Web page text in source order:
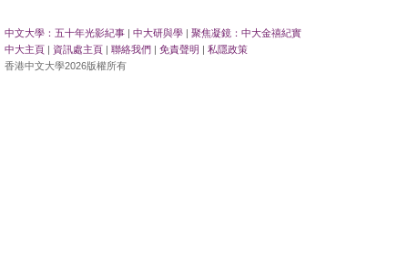
中文大學：五十年光影紀事 | 中大研與學 | 聚焦凝鏡：中大金禧紀實
中大主頁 | 資訊處主頁 | 聯絡我們 | 免責聲明 | 私隱政策
香港中文大學2026版權所有